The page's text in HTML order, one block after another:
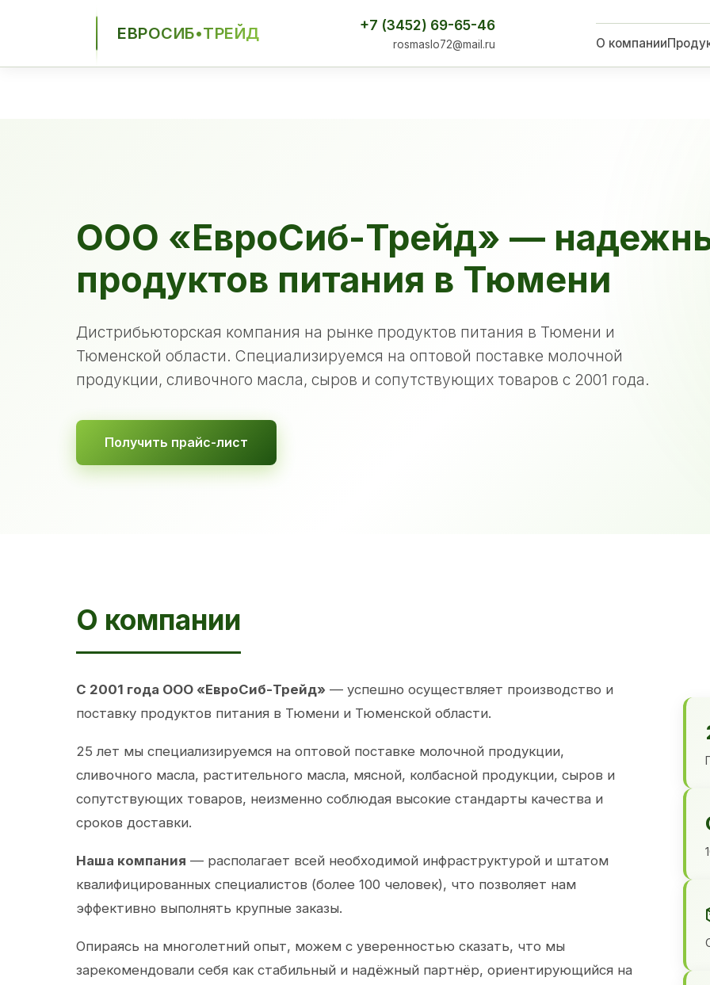
ЕВРОСИБ•ТРЕЙД +7 (3452) 69-65-46
rosmaslo72@mail.ru О компании
ООО «ЕвроСиб-Трейд» —
продуктов питания в Тюмени
Дистрибьюторская компания на рынке продуктов питания в Тюмени и
Тюменской области. Специализируемся на оптовой поставке молочной
продукции, сливочного масла, сыров и сопутствующих товаров с 2001 года.
Получить прайс-лист
О компании
С 2001 года ООО «ЕвроСиб-Трейд» — успешно осуществляет производство и
поставку продуктов питания в Тюмени и Тюменской области.
25 лет мы специализируемся на оптовой поставке молочной продукции,
сливочного масла, растительного масла, мясной, колбасной продукции, сыров и
сопутствующих товаров, неизменно соблюдая высокие стандарты качества и
сроков доставки.
Наша компания — располагает всей необходимой инфраструктурой и штатом
квалифицированных специалистов (более 100 человек), что позволяет нам
эффективно выполнять крупные заказы.
Опираясь на многолетний опыт, можем с уверенностью сказать, что мы
зарекомендовали себя как стабильный и надёжный партнёр, ориентирующийся на